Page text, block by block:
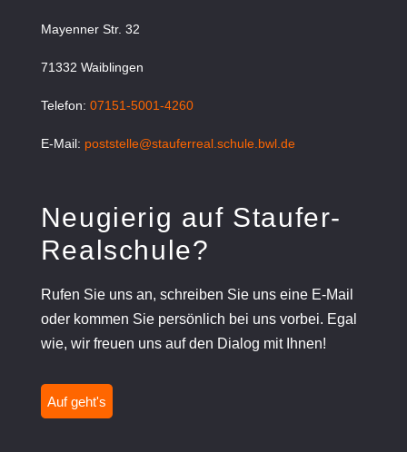
Mayenner Str. 32
71332 Waiblingen
Telefon: 07151-5001-4260
E-Mail: poststelle@stauferreal.schule.bwl.de
Neugierig auf Staufer-
Realschule?
Rufen Sie uns an, schreiben Sie uns eine E-Mail
oder kommen Sie persönlich bei uns vorbei. Egal
wie, wir freuen uns auf den Dialog mit Ihnen!
Auf geht's